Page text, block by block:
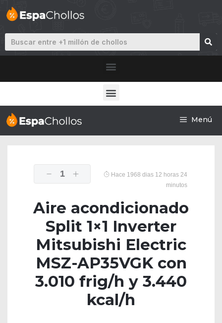
Menú
1
Hace 1968 dias 12 horas 24
minutos
Aire acondicionado
Split 1×1 Inverter
Mitsubishi Electric
MSZ-AP35VGK con
3.010 frig/h y 3.440
kcal/h